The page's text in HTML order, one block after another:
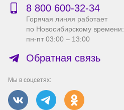
Бонусная программа
Сервисный центр
Справка по работе с e2e4 ID
Публичная оферта
Правила продажи на сайте
Производители
Вакансии
Новости
Акции
8 800 600‑32‑34
Горячая линяя работает
по Новосибирскому времени:
пн-пт 03:00 – 13:00
Обратная связь
Мы в соцсетях: